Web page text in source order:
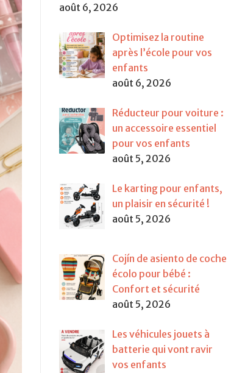
août 6, 2026
Optimisez la routine
après l’école pour vos
enfants
août 6, 2026
Réducteur pour voiture :
un accessoire essentiel
pour vos enfants
août 5, 2026
Le karting pour enfants,
un plaisir en sécurité !
août 5, 2026
Cojín de asiento de coche
écolo pour bébé :
Confort et sécurité
août 5, 2026
Les véhicules jouets à
batterie qui vont ravir
vos enfants